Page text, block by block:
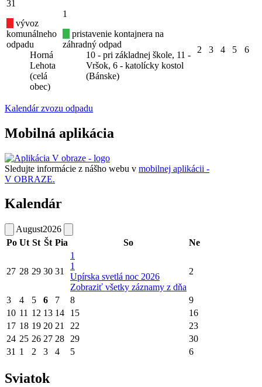
31
vývoz
komunálneho
odpadu
Horná
Lehota
(celá
obec)
1
pristavenie kontajnera na
záhradný odpad
10 - pri základnej škole, 11 -
Vršok, 6 - katolícky kostol
(Bánske)
2 3 4 5 6
Kalendár zvozu odpadu
Mobilná aplikácia
Sledujte informácie z nášho webu v mobilnej aplikácii -
V OBRAZE.
Kalendár
August2026
Po Ut St Št Pia So Ne
27 28 29 30 31
1
1
Upírska svetlá noc 2026
Zobraziť všetky záznamy z dňa
2
3 4 5 6 7 8
9
10 11 12 13 14 15
16
17 18 19 20 21 22
23
24 25 26 27 28 29
30
31 1 2 3 4 5 6
Sviatok